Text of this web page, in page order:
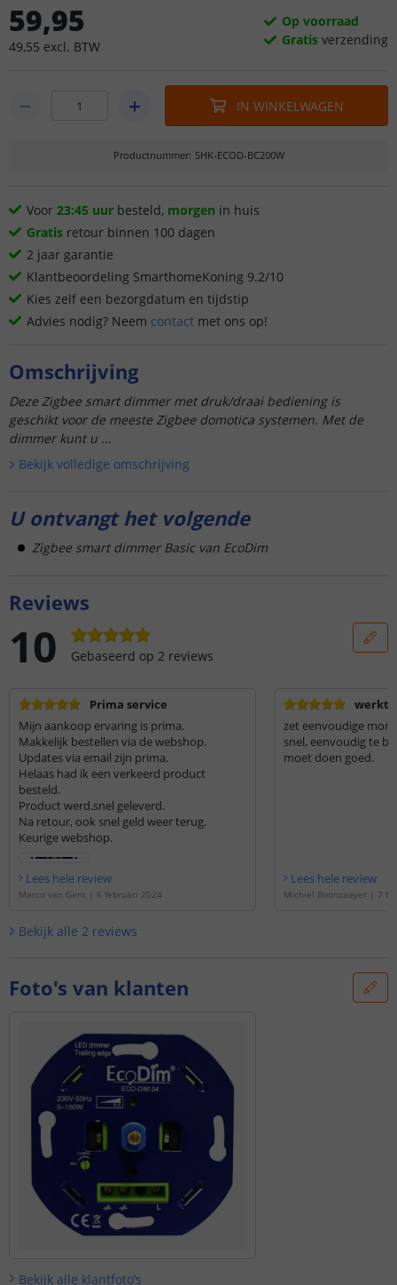
59,95
49,55 excl. BTW
Op voorraad
Gratis verzending
IN WINKELWAGEN
Productnummer: SHK-ECOD-BC200W
Voor 23:45 uur besteld, morgen in huis
Gratis retour binnen 100 dagen
2 jaar garantie
Klantbeoordeling SmarthomeKoning 9.2/10
Kies zelf een bezorgdatum en tijdstip
Advies nodig? Neem contact met ons op!
Omschrijving
Deze Zigbee smart dimmer met druk/draai bediening is
geschikt voor de meeste Zigbee domotica systemen. Met de
dimmer kunt u ...
Bekijk volledige omschrijving
U ontvangt het volgende
Zigbee smart dimmer Basic van EcoDim
Reviews
10 Gebaseerd op 2 reviews
Prima service
Mijn aankoop ervaring is prima.
Makkelijk bestellen via de webshop.
Updates via email zijn prima.
Helaas had ik een verkeerd product
besteld.
Product werd.snel geleverd.
Na retour, ook snel geld weer terug.
Keurige webshop.
Lees hele review
Marco van Gent | 6 februari 2024
werkt
zet eenvoudige
snel, eenvoudig te
moet doen goed.
Lees hele review
Michiel Boonzaayer| 7
Bekijk alle 2 reviews
Foto's van klanten
Bekijk alle klantfoto’s